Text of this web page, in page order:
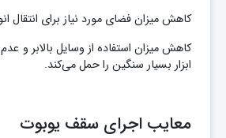
کاهش میزان فضای مورد نیاز برای انتقال
کاهش میزان استفاده از وسایل بالابر و عدم
ابزار بسیار سنگین را حمل می‌کند.
معایب اجرای سقف یوبوت